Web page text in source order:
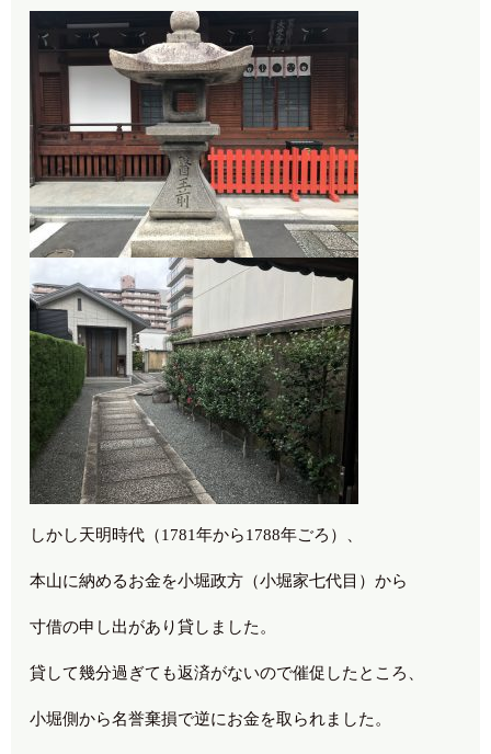
しかし天明時代（1781年から1788年ごろ）、
本山に納めるお金を小堀政方（小堀家七代目）から
寸借の申し出があり貸しました。
貸して幾分過ぎても返済がないので催促したところ、
小堀側から名誉棄損で逆にお金を取られました。